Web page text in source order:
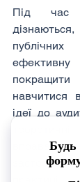
Під час
покращити
навчитися
ідеї до